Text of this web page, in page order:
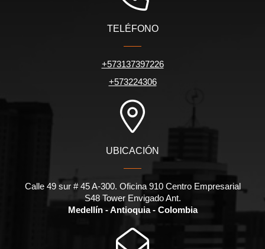
TELÉFONO
+573137397226
+573224306
UBICACIÓN
Calle 49 sur # 45 A-300. Oficina 910 Centro Empresarial
S48 Tower Envigado Ant.
Medellín - Antioquia - Colombia